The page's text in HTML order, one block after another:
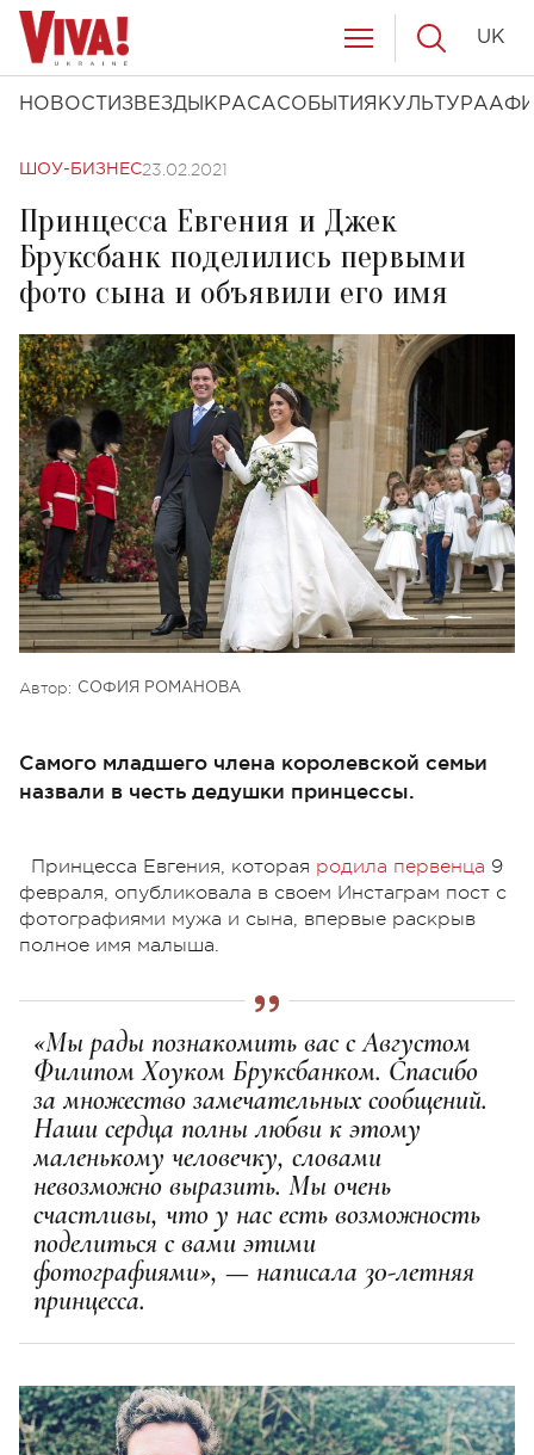
НОВОСТИ ЗВЕЗДЫ КРАСАСОБЫТИЯ КУЛЬТУРА
UK
ШОУ-БИЗНЕС23.02.2021
Принцесса Евгения и Джек
Бруксбанк поделились первыми
фото сына и объявили его имя
Автор: СОФИЯ РОМАНОВА
Самого младшего члена королевской семьи
назвали в честь дедушки принцессы.
Принцесса Евгения, которая родила первенца 9
февраля, опубликовала в своем Инстаграм пост с
фотографиями мужа и сына, впервые раскрыв
полное имя малыша.
«Мы рады познакомить вас с Августом
Филипом Хоуком Бруксбанком. Спасибо
за множество замечательных сообщений.
Наши сердца полны любви к этому
маленькому человечку, словами
невозможно выразить. Мы очень
счастливы, что у нас есть возможность
поделиться с вами этими
фотографиями», — написала 30-летняя
принцесса.